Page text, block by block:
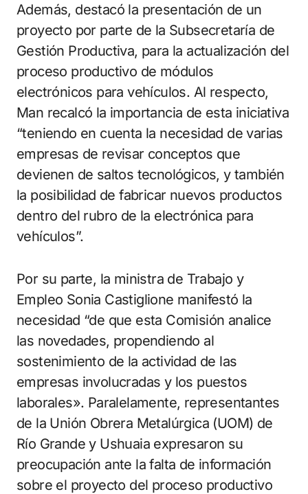
Además, destacó la presentación de un
proyecto por parte de la Subsecretaría de
Gestión Productiva, para la actualización del
proceso productivo de módulos
electrónicos para vehículos. Al respecto,
Man recalcó la importancia de esta iniciativa
“teniendo en cuenta la necesidad de varias
empresas de revisar conceptos que
devienen de saltos tecnológicos, y también
la posibilidad de fabricar nuevos productos
dentro del rubro de la electrónica para
vehículos”.
Por su parte, la ministra de Trabajo y
Empleo Sonia Castiglione manifestó la
necesidad “de que esta Comisión analice
las novedades, propendiendo al
sostenimiento de la actividad de las
empresas involucradas y los puestos
laborales». Paralelamente, representantes
de la Unión Obrera Metalúrgica (UOM) de
Río Grande y Ushuaia expresaron su
preocupación ante la falta de información
sobre el proyecto del proceso productivo